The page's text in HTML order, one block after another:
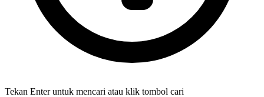
Tekan Enter untuk mencari atau klik tombol cari